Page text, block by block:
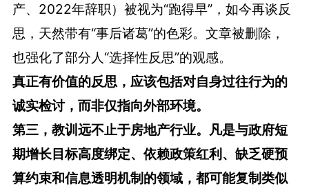
产、2022年辞职）被视为“跑得早”，如今再谈反
思，天然带有“事后诸葛”的色彩。文章被删除，
也强化了部分人“选择性反思”的观感。
真正有价值的反思，应该包括对自身过往行为的
诚实检讨，而非仅指向外部环境。
第三，教训远不止于房地产行业。 凡是与政府短
期增长目标高度绑定、依赖政策红利、缺乏硬预
算约束和信息透明机制的领域，都可能复制类似